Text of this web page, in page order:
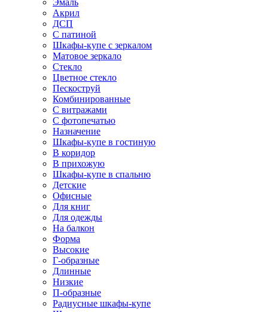
Эмаль
Акрил
ДСП
С патиной
Шкафы-купе с зеркалом
Матовое зеркало
Стекло
Цветное стекло
Пескоструй
Комбинированные
С витражами
С фотопечатью
Назначение
Шкафы-купе в гостиную
В коридор
В прихожую
Шкафы-купе в спальню
Детские
Офисные
Для книг
Для одежды
На балкон
Форма
Высокие
Г-образные
Длинные
Низкие
П-образные
Радиусные шкафы-купе